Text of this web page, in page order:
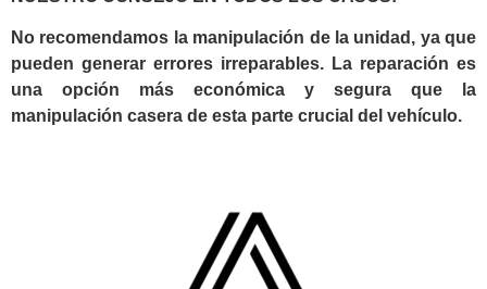
No recomendamos la manipulación de la unidad, ya que
pueden generar errores irreparables. La reparación es
una opción más económica y segura que la
manipulación casera de esta parte crucial del vehículo.